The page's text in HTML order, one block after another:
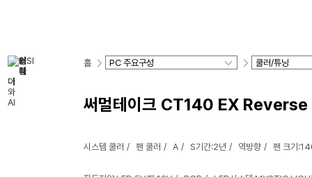
홈
써멀테이크 CT140 EX
시스템 쿨러 팬 쿨러 A S기간:2년 역방향 팬 크기